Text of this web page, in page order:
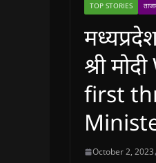
TOP STORIES
श्री
first
October 2, 2023